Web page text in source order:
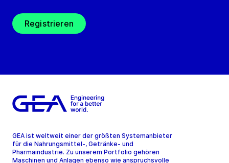
Registrieren
GEA ist weltweit einer der größten Systemanbieter
für die Nahrungsmittel-, Getränke- und
Pharmaindustrie. Zu unserem Portfolio gehören
Maschinen und Anlagen ebenso wie anspruchsvolle